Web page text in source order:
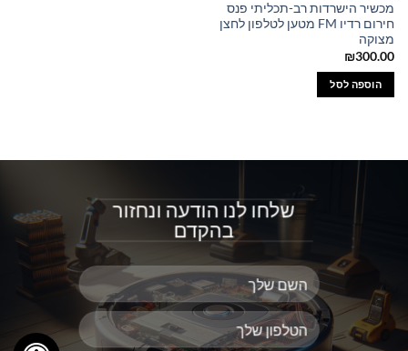
מכשיר הישרדות רב-תכליתי פנס
חירום רדיו FM מטען לטלפון לחצן
מצוקה
₪300.00
הוספה לסל
שלחו לנו הודעה ונחזור
בהקדם